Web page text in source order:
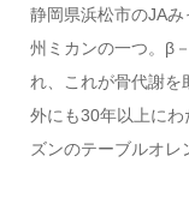
静岡県浜松市のJA
州ミカンの一つ。β
れ、これが骨代謝を
外にも30年以上に
ズンのテーブルオレ